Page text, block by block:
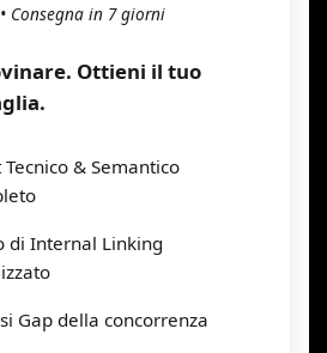
Consegna in 7 giorni
Ottieni il tuo
& Semantico
di Internal Linking
Gap della concorrenza